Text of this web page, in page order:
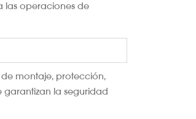
las operaciones de
montaje, protección,
garantizan la seguridad